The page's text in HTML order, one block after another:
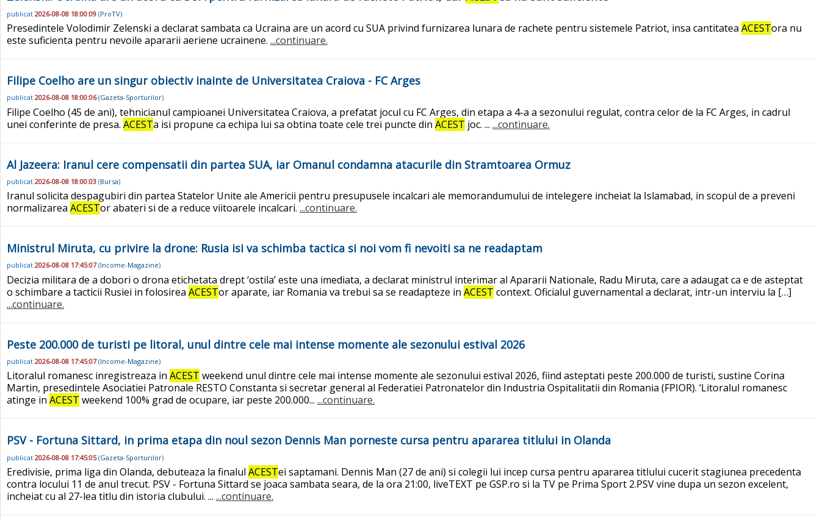
publicat 2026-08-08 18:00:09 (ProTV)
Presedintele Volodimir Zelenski a declarat sambata ca Ucraina are un acord cu SUA privind furnizarea lunara de rachete pentru sistemele Patriot, insa cantitatea ACESTora nu
este suficienta pentru nevoile apararii aeriene ucrainene. ...continuare.
Filipe Coelho are un singur obiectiv inainte de Universitatea Craiova - FC Arges
publicat 2026-08-08 18:00:06(Gazeta-Sporturilor)
Filipe Coelho (45 de ani), tehnicianul campioanei Universitatea Craiova, a prefatat jocul cu FC Arges, din etapa a 4-a a sezonului regulat, contra celor de la FC Arges, in cadrul
unei conferinte de presa. ACESTa isi propune ca echipa lui sa obtina toate cele trei puncte din ACEST joc. ... ...continuare.
Al Jazeera: Iranul cere compensatii din partea SUA, iar Omanul condamna atacurile din Stramtoarea Ormuz
publicat 2026-08-08 18:00:03 (Bursa)
Iranul solicita despagubiri din partea Statelor Unite ale Americii pentru presupusele incalcari ale memorandumului de intelegere incheiat la Islamabad, in scopul de a preveni
normalizarea ACESTor abateri si de a reduce viitoarele incalcari. ...continuare.
Ministrul Miruta, cu privire la drone: Rusia isi va schimba tactica si noi vom fi nevoiti sa ne readaptam
publicat 2026-08-08 17:45:07(Income-Magazine)
Decizia militara de a dobori o drona etichetata drept ‘ostila’ este una imediata, a declarat ministrul interimar al Apararii Nationale, Radu Miruta, care a adaugat ca e de asteptat
o schimbare a tacticii Rusiei in folosirea ACESTor aparate, iar Romania va trebui sa se readapteze in ACEST context. Oficialul guvernamental a declarat, intr-un interviu la […]
...continuare.
Peste 200.000 de turisti pe litoral, unul dintre cele mai intense momente ale sezonului estival 2026
publicat 2026-08-08 17:45:07(Income-Magazine)
Litoralul romanesc inregistreaza in ACEST weekend unul dintre cele mai intense momente ale sezonului estival 2026, fiind asteptati peste 200.000 de turisti, sustine Corina
Martin, presedintele Asociatiei Patronale RESTO Constanta si secretar general al Federatiei Patronatelor din Industria Ospitalitatii din Romania (FPIOR). ‘Litoralul romanesc
atinge in ACEST weekend 100% grad de ocupare, iar peste 200.000... ...continuare.
PSV - Fortuna Sittard, in prima etapa din noul sezon Dennis Man porneste cursa pentru apararea titlului in Olanda
publicat 2026-08-08 17:45:05(Gazeta-Sporturilor)
Eredivisie, prima liga din Olanda, debuteaza la finalul ACESTei saptamani. Dennis Man (27 de ani) si colegii lui incep cursa pentru apararea titlului cucerit stagiunea precedenta
contra locului 11 de anul trecut. PSV - Fortuna Sittard se joaca sambata seara, de la ora 21:00, liveTEXT pe GSP.ro si la TV pe Prima Sport 2.PSV vine dupa un sezon excelent,
incheiat cu al 27-lea titlu din istoria clubului. ... ...continuare.